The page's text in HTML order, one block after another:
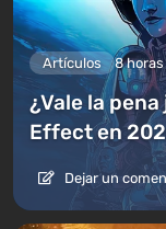
Artículos 8
¿Vale la
Effect en
Dejar un